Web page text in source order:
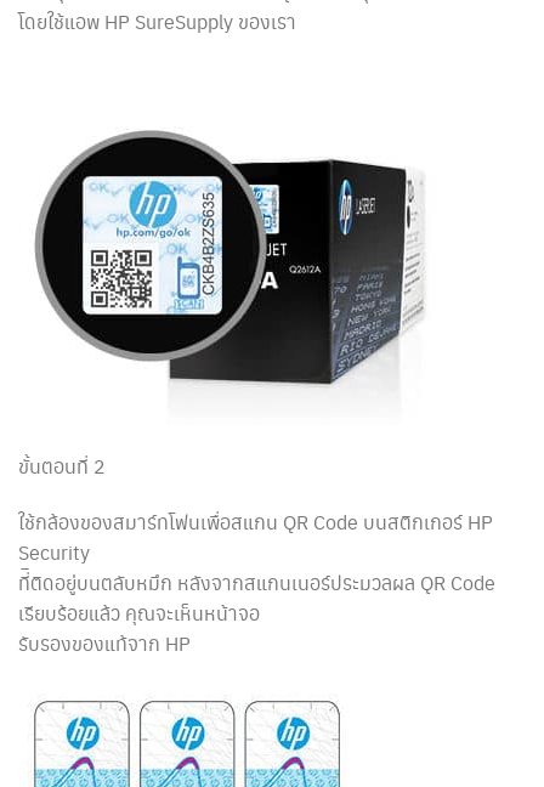
โดยใช้แอพ HP SureSupply ของเรา
ขั้นตอนที่ 2
ใช้กล้องของสมาร์ทโฟนเพื่อสแกน QR Code บนสติกเกอร์ HP
Security
ที่ิติดอยู่บนตลับหมึก หลังจากสแกนเนอร์ประมวลผล QR Code
เรียบร้อยแล้ว คุณจะเห็นหน้าจอ
รับรองของแท้จาก HP